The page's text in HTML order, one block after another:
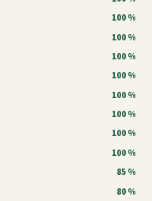
100 %
100 %
100 %
100 %
100 %
100 %
100 %
100 %
85 %
80 %